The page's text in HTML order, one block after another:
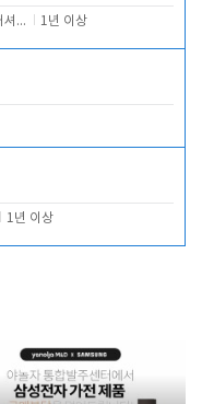
베팅.,청소<<캐셔 모셔봅니다. 1년 이상
1년 이상